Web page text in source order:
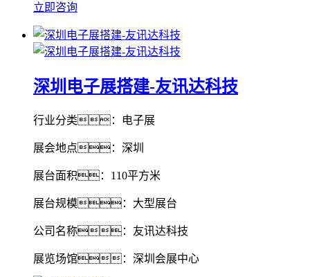
立即咨询
深圳电子展搭建-友讯达科技
行业分类：电子展
展会地点：深圳
展台面积：110平方米
展台规模：大型展台
公司名称：友讯达科技
展览场馆：深圳会展中心